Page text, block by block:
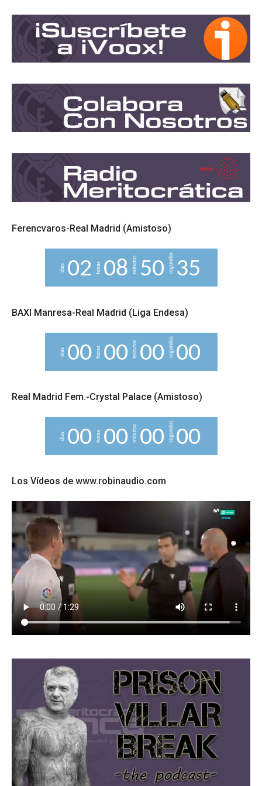
Ferencvaros-Real Madrid (Amistoso)
días 02 horas 08 minutos 50segundos34
5
BAXI Manresa-Real Madrid (Liga Endesa)
días 00 horas 00 minutos 00segundos00
Real Madrid Fem.-Crystal Palace (Amistoso)
días 00 horas 00 minutos 00segundos00
Los Vídeos de www.robinaudio.com